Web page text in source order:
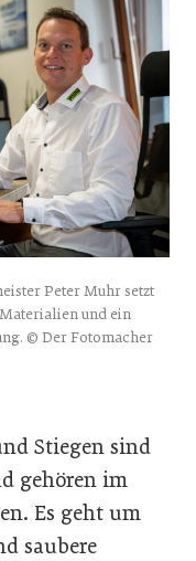
Peter Muhr setzt
und ein
© Der Fotomacher
Stiegen sind
gehören im
Es geht um
saubere